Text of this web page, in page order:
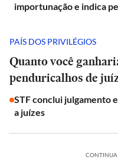
importunação e indica
PAÍS DOS PRIVILÉGIOS
Quanto você
penduricalhos de
STF conclui julgamento
a juízes
CONTINUA